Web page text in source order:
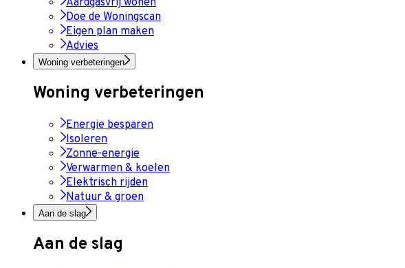
Aardgasvrij wonen
Doe de Woningscan
Eigen plan maken
Advies
Woning verbeteringen
Woning verbeteringen
Energie besparen
Isoleren
Zonne-energie
Verwarmen & koelen
Elektrisch rijden
Natuur & groen
Aan de slag
Aan de slag